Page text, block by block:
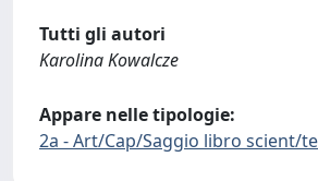
Tutti gli autori
Karolina Kowalcze
Appare nelle tipologie:
2a - Art/Cap/Saggio libro scient/